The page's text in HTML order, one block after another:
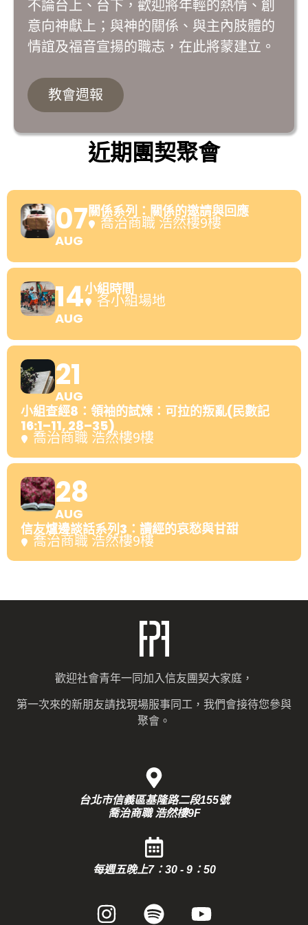
不論台上、台下，歡迎將年輕的熱情、創
意向神獻上；與神的關係、與主內肢體的
情誼及福音宣揚的職志，在此將蒙建立。
教會週報
近期團契聚會
07
AUG
關係系列：關係的邀請與回應
喬治商職 浩然樓9樓
14
AUG
小組時間
各小組場地
21
AUG
小組查經8：領袖的試煉：可拉的叛亂(民數記
16:1–11, 28–35)
喬治商職 浩然樓9樓
28
AUG
信友爐邊談話系列3：讀經的哀愁與甘甜
喬治商職 浩然樓9樓
歡迎社會青年一同加入信友團契大家庭，
第一次來的新朋友請找現場服事同工，我們會接待您參與
聚會。
台北市信義區基隆路二段155號
喬治商職 浩然樓9F
每週五晚上7：30 - 9：50